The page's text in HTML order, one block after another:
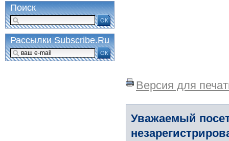
Версия для
Уважаемый
Поиск
ОК
Рассылки Subscribe.Ru
ОК